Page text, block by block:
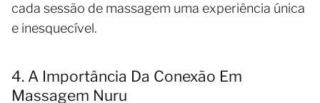
cada sessão de massagem uma experiência única
e inesquecível.
4. A Importância Da Conexão Em
Massagem Nuru